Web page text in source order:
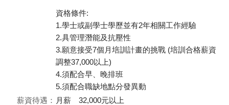
資格條件:
1.學士或副學士學歷並有2年相關工作經驗
2.具管理潛能及抗壓性
3.願意接受7個月培訓計畫的挑戰 (培訓合格薪資
調整37,000以上)
4.須配合早、晚排班
5.須配合職缺地點分發異動
薪資待遇： 月薪 32,000元以上